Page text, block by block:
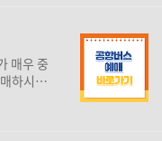
매우 중
하시면
으로도
! 아이